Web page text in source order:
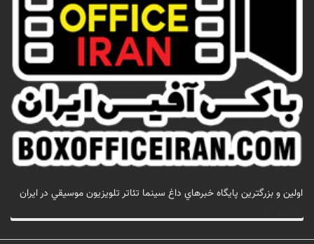
اولين و بزرگترين پايگاه خبرهاي داغ سينما تئاتر تلويزيون موسيقي در ايران